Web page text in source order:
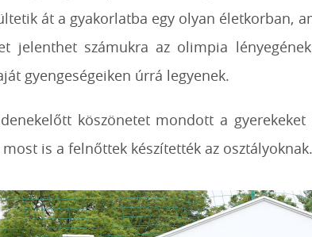
át a gyakorlatba egy olyan életkorban,
jelenthet számukra az olimpia
gyengeségeiken úrrá legyenek.
köszönetet mondott a
is a felnőttek készítették az osztályoknak.